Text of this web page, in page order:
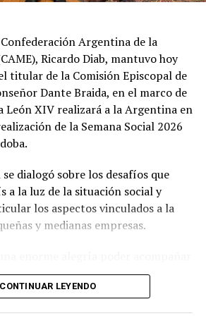
sus críticas calificando a Lula de
Cancillería argentina intentan
institucional. El canciller Pablo
la decisión de Brasil de
de prensa
no llevar el conflicto a una
mayor. El funcionario sostuvo que
para preservar el vínculo entre
ejercicio militar en la costa
la continuidad de la cooperación
más allá del distanciamiento
Argentina de la
Ricardo Diab, mantuvo hoy
titular de la Comisión Episcopal de
Dante Braida, en el marco de
León XIV realizará a la Argentina en
de la Semana Social 2026
dialogó sobre los desafíos que
a la luz de la situación social y
los aspectos vinculados a la
y medianas empresas.
dijo Diab, al tiempo que
de una gran ocasión para todos
CONTINUAR LEYENDO